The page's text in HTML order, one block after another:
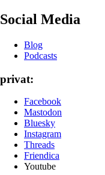
Social Media
Blog
Podcasts
privat:
Facebook
Mastodon
Bluesky
Instagram
Threads
Friendica
Youtube